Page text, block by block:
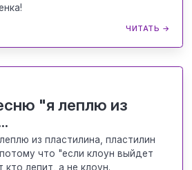
ЧИТАТЬ →
"я леплю из
из пластилина, пластилин
что "если клоун выйдет
лепит, а не клоун.